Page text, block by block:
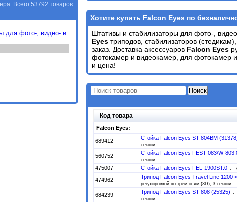
Всего 53792 товаров.
для фото-, видео- и
Хотите купить Falcon Eyes по
Штативы и стабилизаторы для фото-,
Eyes триподов, стабилизаторов
заказ. Доставка аксессуаров Falcon Eyes
фотокамер и видеокамер, для фотокамер
и цена!
Код товара
Falcon Eyes:
689412 Стойка Falcon Eyes ST-804BM
секции
560752 Стойка Falcon Eyes FEST-083/W-
секции
475007
Стойка Falcon Eyes FEL-1900ST.0
474962
Трипод Falcon Eyes Travel Line 1200
регулировкой по трём осям (3D), 3 секции
684239 Трипод Falcon Eyes ST-808 (25325)
секции